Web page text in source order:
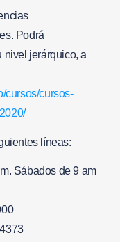
Podrá
nivel jerárquico, a
cursos/cursos-
líneas:
Sábados de 9 am